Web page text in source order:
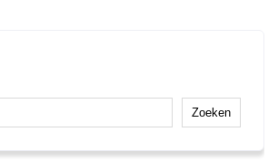
Zoeken